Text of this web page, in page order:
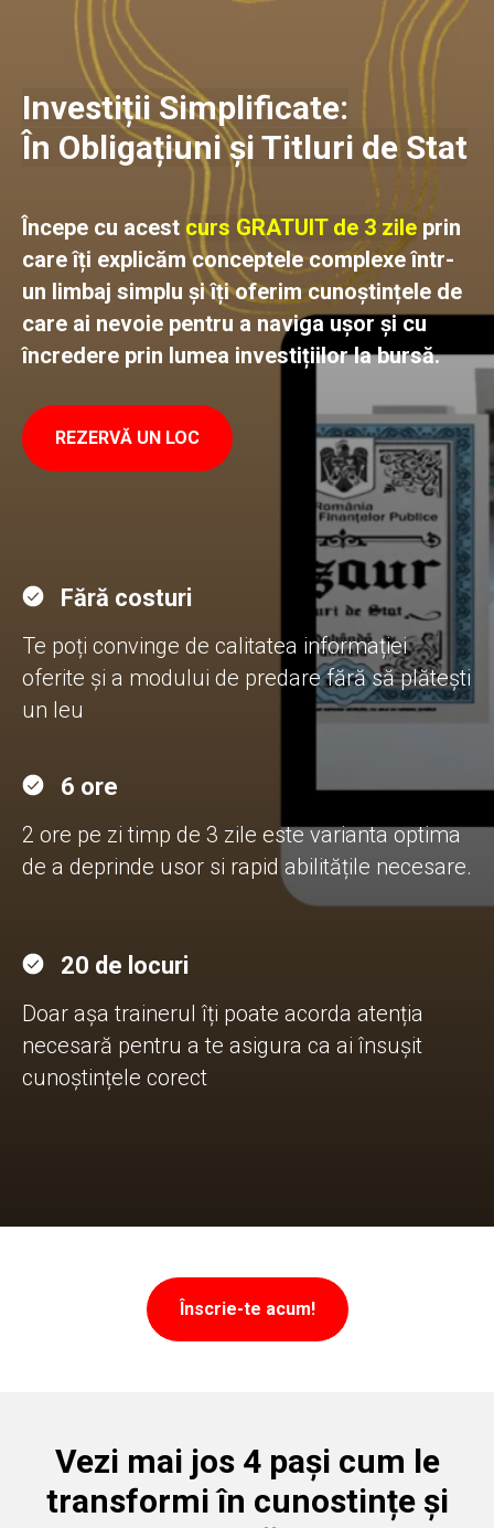
Investiții Simplificate:
În Obligațiuni și Titluri de Stat
Începe cu acest curs GRATUIT de 3 zileprin
care îți explicăm conceptele complexe într-
un limbaj simplu și îți oferim cunoștințele de
care ai nevoie pentru a naviga ușor și cu
încredere prin lumea investițiilor la bursă.
REZERVĂ UN LOC
Fără costuri
Te poți convinge de calitatea informației
oferite și a modului de predare fără să plătești
un leu
6 ore
2 ore pe zi timp de 3 zile este varianta optima
de a deprinde usor si rapid abilitățile necesare.
20 de locuri
Doar așa trainerul îți poate acorda atenția
necesară pentru a te asigura ca ai însușit
cunoștințele corect
Înscrie-te acum!
Vezi mai jos 4 pași cum le
transformi în cunostințe și